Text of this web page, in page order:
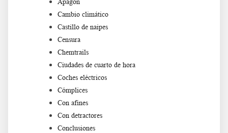
Apagón
Cambio climático
Castillo de naipes
Censura
Chemtrails
Ciudades de cuarto de hora
Coches eléctricos
Cómplices
Con afines
Con detractores
Conclusiones